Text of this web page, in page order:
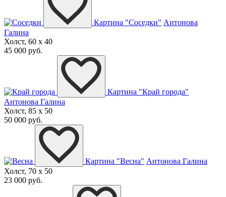
Картина "Соседки" Антонова
Галина
Холст, 60 x 40
45 000 руб.
Картина "Край города"
Антонова Галина
Холст, 85 x 50
50 000 руб.
Картина "Весна" Антонова Галина
Холст, 70 x 50
23 000 руб.